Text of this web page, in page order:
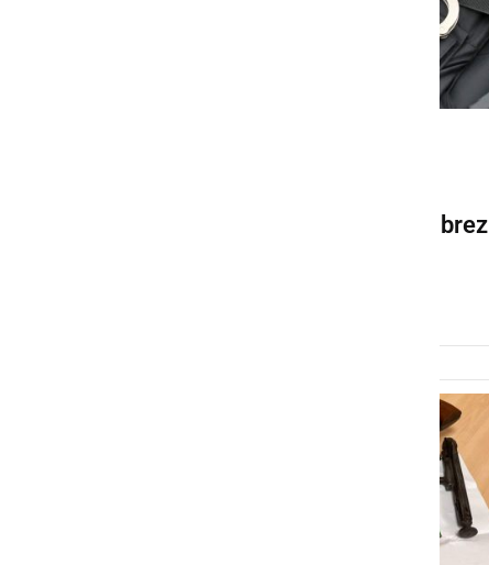
izročitev orožja in streliva brez